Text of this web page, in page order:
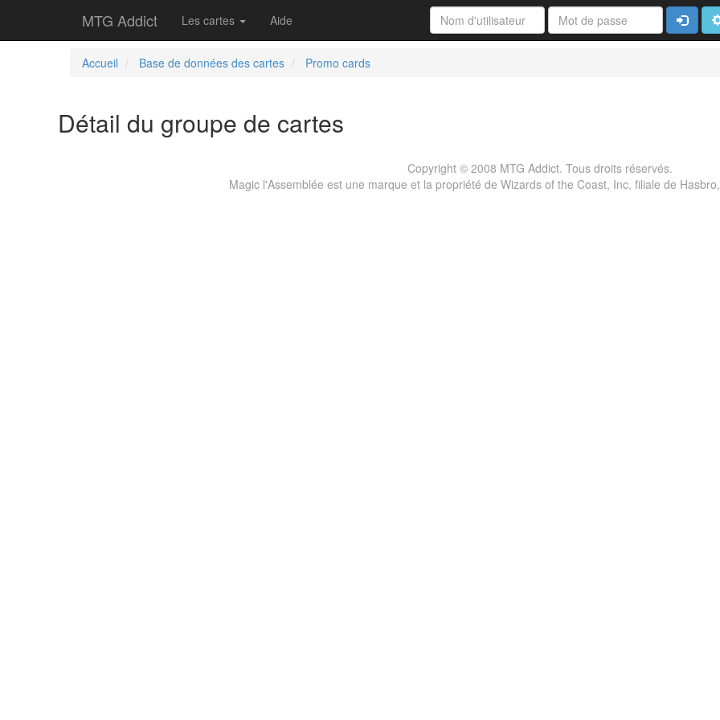
MTG Addict Les cartes Aide
Accueil
Base de données des cartes Promo cards
Détail du groupe de cartes
Copyright © 2008 MTG Addict. Tous droits réservés.
Magic l'Assemblée est une marque et la propriété de Wizards of the Coast, Inc, filiale de